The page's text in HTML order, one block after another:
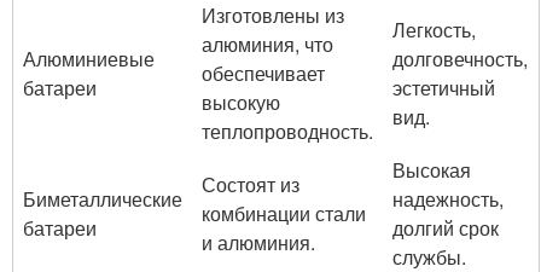
Алюминиевые
батареи
Изготовлены из
алюминия, что
обеспечивает
высокую
теплопроводность.
Легкость,
долговечность,
эстетичный
вид.
Биметаллические
батареи
Состоят из
комбинации стали
и алюминия.
Высокая
надежность,
долгий срок
службы.